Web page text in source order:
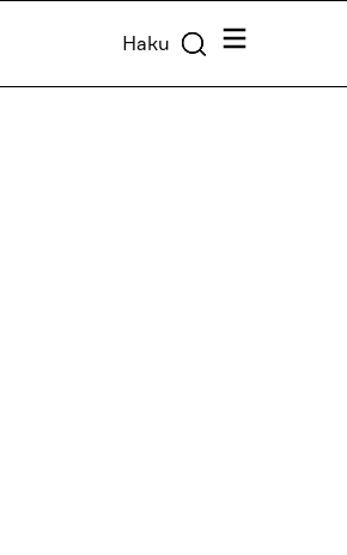
Haku Valikko